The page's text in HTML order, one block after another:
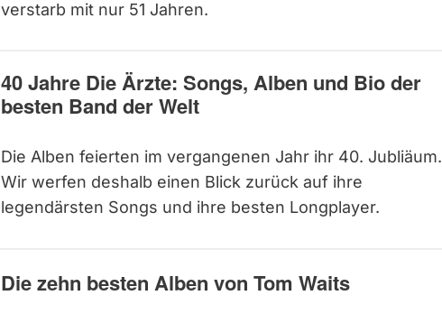
verstarb mit nur 51 Jahren.
40 Jahre Die Ärzte: Songs, Alben und Bio der
besten Band der Welt
Die Alben feierten im vergangenen Jahr ihr 40. Jubliäum.
Wir werfen deshalb einen Blick zurück auf ihre
legendärsten Songs und ihre besten Longplayer.
Die zehn besten Alben von Tom Waits